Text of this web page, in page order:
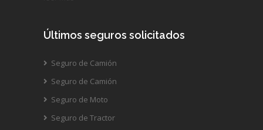
Últimos seguros solicitados
Seguro de Camión
Seguro de Camión
Seguro de Moto
Seguro de Tractor